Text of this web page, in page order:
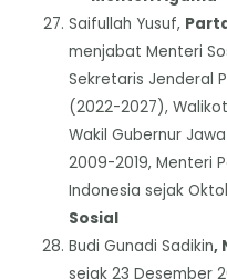
Saifullah Yusuf,
menjabat Menteri
Sekretaris Jenderal
(2022-2027),
Wakil Gubernur
2009-2019, Menteri
Indonesia sejak
Sosial
Budi Gunadi Sadikin,
sejak 23 Desember